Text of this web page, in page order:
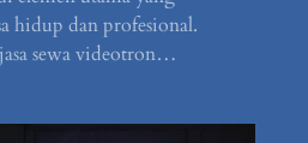
hidup dan profesional.
sewa videotron…